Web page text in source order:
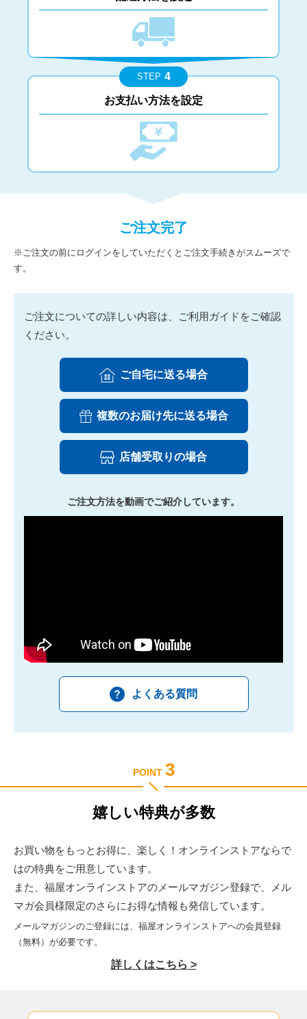
STEP 4
お支払い方法を設定
ご注文完了
※ご注文の前にログインをしていただくとご注文手続きがスムーズで
す。
ご注文についての詳しい内容は、ご利用ガイドをご確認
ください。
ご自宅に送る場合
複数のお届け先に送る場合
店舗受取りの場合
ご注文方法を動画でご紹介しています。
よくある質問
POINT 3
嬉しい特典が多数
お買い物をもっとお得に、楽しく！オンラインストアならで
はの特典をご用意しています。
また、福屋オンラインストアのメールマガジン登録で、メル
マガ会員様限定のさらにお得な情報も発信しています。
メールマガジンのご登録には、福屋オンラインストアへの会員登録
（無料）が必要です。
詳しくはこちら >